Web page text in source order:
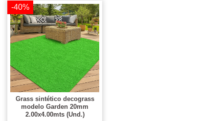
-40%
Grass sintético decograss
modelo Garden 20mm
2.00x4.00mts (Und.)